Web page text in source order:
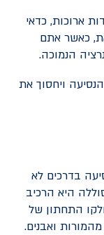
ארוכות, כדאי
כאשר אתם
הנמוכה.
ויחסוך את
בדרכים לא
היא הרכיב
התחתון של
ואבנים.